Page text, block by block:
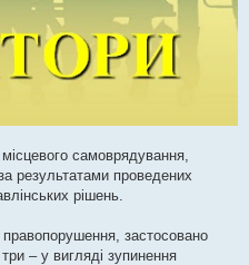
самоврядування,
результатами проведених
рішень.
застосовано
– у вигляді зупинення